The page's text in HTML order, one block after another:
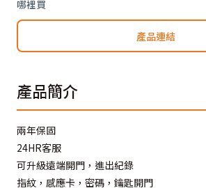
哪裡買
產品連結
產品簡介
兩年保固
24HR客服
可升級遠端開門，進出紀錄
指紋，感應卡，密碼，鑰匙開門